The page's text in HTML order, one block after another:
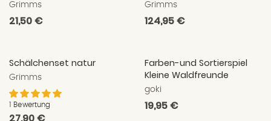
Grimms
Normaler
21,50 €
Grimms
Normaler
124,95 €
Schälchenset natur
Grimms
1 Bewertung
Farben-und Sortierspiel
Kleine Waldfreunde
goki
Normaler
19,95 €